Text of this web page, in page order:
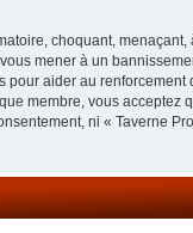
choquant,
mener à un
aider au
membre, vous
ni « Taverne